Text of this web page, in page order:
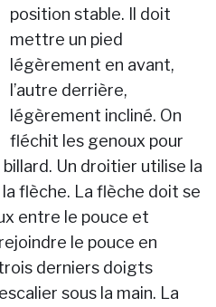
position stable. Il doit
mettre un pied
légèrement en avant,
l’autre derrière,
légèrement incliné. On
fléchit les genoux pour
Un droitier utilise la
flèche. La flèche doit se
entre le pouce et
le pouce en
derniers doigts
sous la main. La